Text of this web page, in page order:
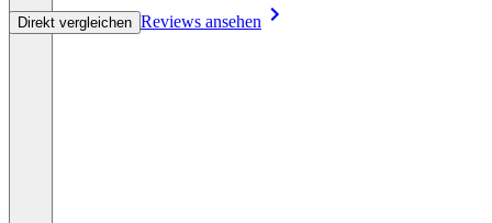
Direkt vergleichen Reviews ansehen